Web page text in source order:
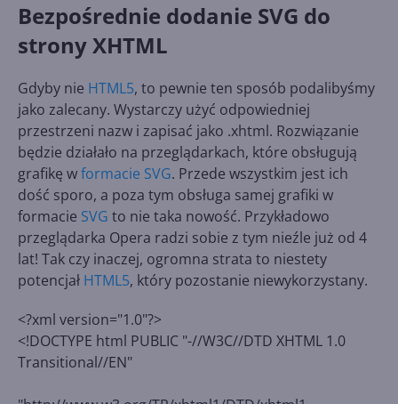
Bezpośrednie dodanie SVG do
strony XHTML
Gdyby nie HTML5, to pewnie ten sposób podalibyśmy
jako zalecany. Wystarczy użyć odpowiedniej
przestrzeni nazw i zapisać jako .xhtml. Rozwiązanie
będzie działało na przeglądarkach, które obsługują
grafikę wformacie SVG. Przede wszystkim jest ich
dość sporo, a poza tym obsługa samej grafiki w
formacie SVG to nie taka nowość. Przykładowo
przeglądarka Opera radzi sobie z tym nieźle już od 4
lat! Tak czy inaczej, ogromna strata to niestety
potencjał HTML5, który pozostanie niewykorzystany.
<?xml version="1.0"?>
<!DOCTYPE html PUBLIC "-//W3C//DTD XHTML 1.0
Transitional//EN"